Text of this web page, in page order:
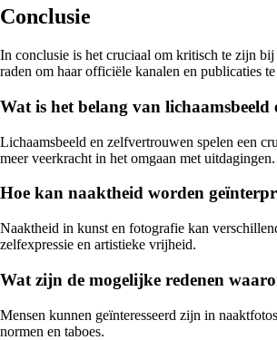
Conclusie
In conclusie is het cruciaal om kritisch te zijn
raden om haar officiële kanalen en publicaties
Wat is het belang van
Lichaamsbeeld en zelfvertrouwen spelen een
meer veerkracht in het omgaan met uitdagingen.
Hoe kan naaktheid worden
Naaktheid in kunst en fotografie kan
zelfexpressie en artistieke vrijheid.
Wat zijn de mogelijke redenen
Mensen kunnen geïnteresseerd zijn in
normen en taboes.